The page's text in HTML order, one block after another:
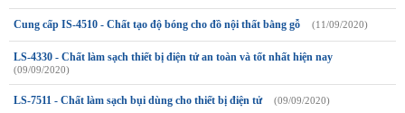
Cung cấp IS-4510 - Chất tạo độ bóng cho đồ nội thất bằng gỗ (11/09/2020)
LS-4330 - Chất làm sạch thiết bị điện tử an toàn và tốt nhất hiện nay
(09/09/2020)
LS-7511 - Chất làm sạch bụi dùng cho thiết bị điện tử (09/09/2020)